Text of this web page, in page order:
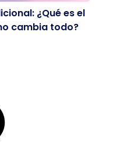
¿Qué es el
cambia todo?